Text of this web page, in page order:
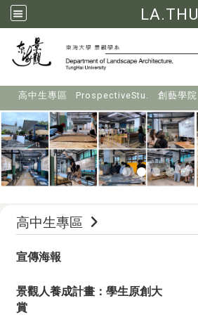
LA.THU
高中生專區 ProspectiveStu. 創藝學院
高中生專區
宣傳海報
景觀人養成計畫：學生原創大
賞